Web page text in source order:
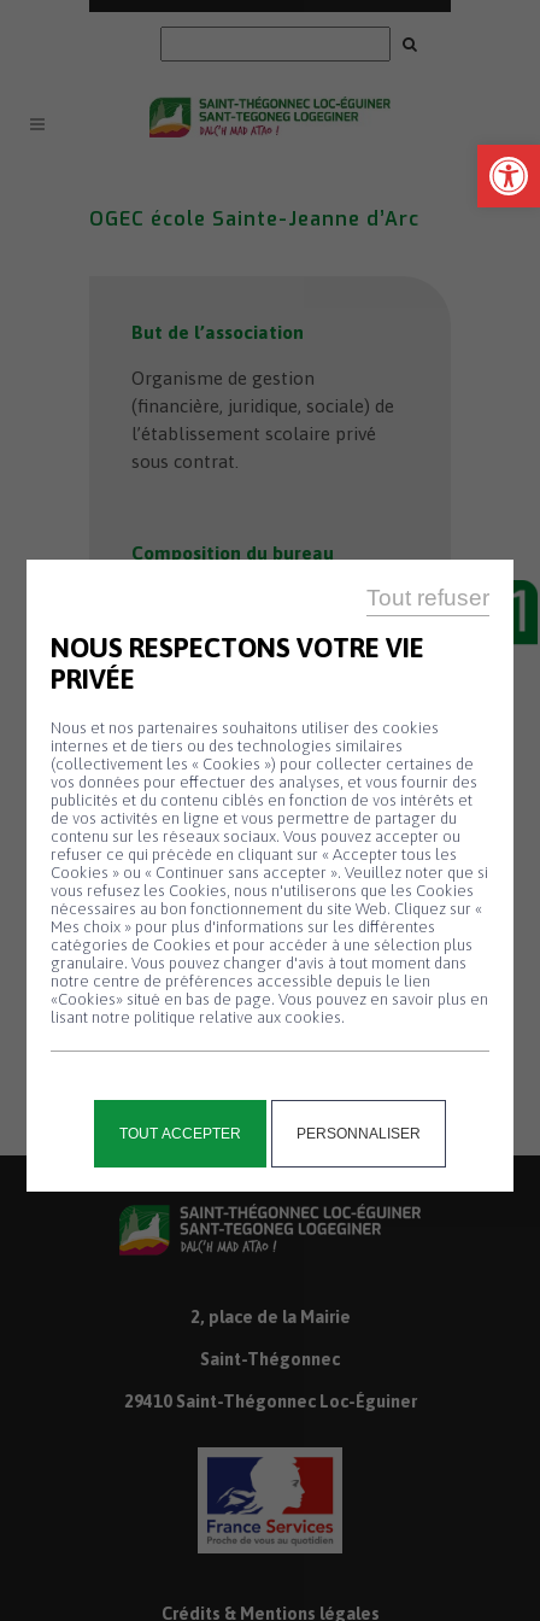
Panneau de gestion des cookies
NOUS RESPECTONS VOTRE VIE
PRIVÉE
Nous et nos partenaires souhaitons utiliser des cookies
internes et de tiers ou des technologies similaires
(collectivement les « Cookies ») pour collecter certaines de
vos données pour effectuer des analyses, et vous fournir des
publicités et du contenu ciblés en fonction de vos intérêts et
de vos activités en ligne et vous permettre de partager du
contenu sur les réseaux sociaux. Vous pouvez accepter ou
refuser ce qui précède en cliquant sur « Accepter tous les
Cookies » ou « Continuer sans accepter ». Veuillez noter que si
vous refusez les Cookies, nous n'utiliserons que les Cookies
nécessaires au bon fonctionnement du site Web. Cliquez sur «
Mes choix » pour plus d'informations sur les différentes
catégories de Cookies et pour accéder à une sélection plus
granulaire. Vous pouvez changer d'avis à tout moment dans
notre centre de préférences accessible depuis le lien
«Cookies» situé en bas de page. Vous pouvez en savoir plus en
lisant notre politique relative aux cookies.
TOUT ACCEPTER
Tout refuser
PERSONNALISER
Ouvrir
OGEC école Sainte-Jeanne d’Arc
But de l’association
Organisme de gestion
(financière, juridique, sociale) de
l’établissement scolaire privé
sous contrat.
Composition du bureau
Contact
École Sainte-Jeanne d’Arc
Tél. : 02.98.78.92.68
Mail : ec.0291368E@ac-
rennes.fr
2, place de la Mairie
Saint-Thégonnec
29410 Saint-Thégonnec Loc-Éguiner
Crédits & Mentions légales